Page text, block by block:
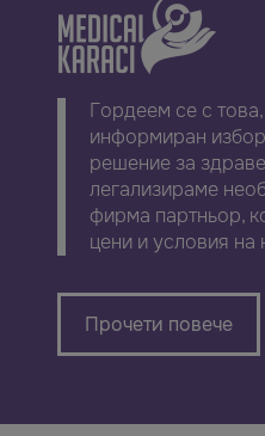
Гордеем се с
информиран
решение за
легализираме
фирма партньор,
цени и условия на
Прочети повече